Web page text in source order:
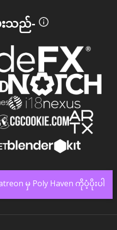
းသည်-
မှ Poly Haven ကိုပံ့ပိုးပါ